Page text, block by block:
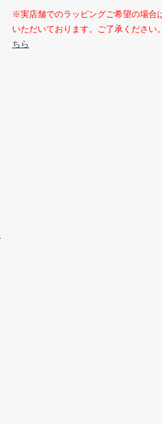
※実店舗でのラッピングご希望の場合
いただいております。ご了承ください
ちら